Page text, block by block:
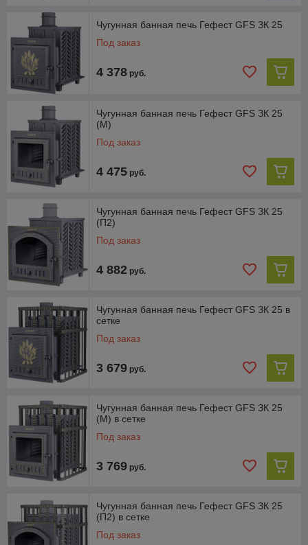
Чугунная банная печь Гефест GFS ЗК 25
Под заказ
4 378 руб.
Чугунная банная печь Гефест GFS ЗК 25
(М)
Под заказ
4 475 руб.
Чугунная банная печь Гефест GFS ЗК 25
(П2)
Под заказ
4 882 руб.
Чугунная банная печь Гефест GFS ЗК 25 в
сетке
Под заказ
3 679 руб.
Чугунная банная печь Гефест GFS ЗК 25
(М) в сетке
Под заказ
3 769 руб.
Чугунная банная печь Гефест GFS ЗК 25
(П2) в сетке
Под заказ